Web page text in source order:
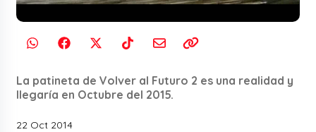
La patineta de Volver al Futuro 2 es una realidad y
llegaría en Octubre del 2015.
22 Oct 2014